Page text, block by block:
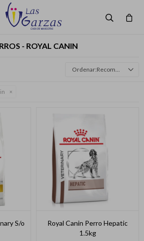
- ROYAL CANIN
Recomendados
S/o
Royal Canin Perro Hepatic
1.5kg